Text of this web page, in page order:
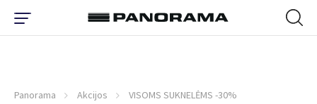
Panorama Akcijos VISOMS SUKNELĖMS -30%